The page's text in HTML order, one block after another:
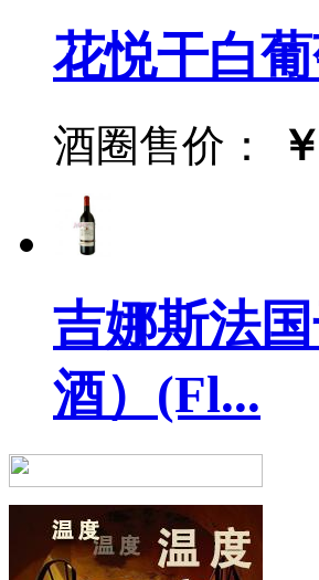
花悦干白
酒圈售价：
吉娜斯法
酒）(Fl...